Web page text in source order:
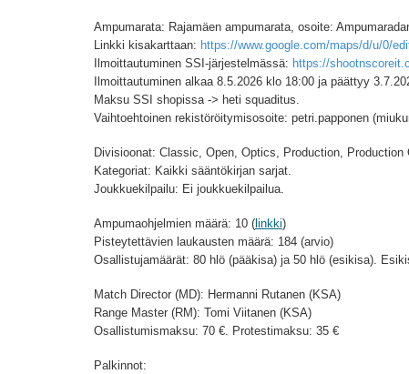
Ampumarata: Rajamäen ampumarata, osoite:
Linkki kisakarttaan: https://www.google.com/maps/d/u/0/
Ilmoittautuminen SSI-järjestelmässä: https://
Ilmoittautuminen alkaa 8.5.2026 klo 18:00 ja päättyy
Maksu SSI shopissa -> heti squaditus.
Vaihtoehtoinen rekistöröitymisosoite: petri.papponen
Divisioonat: Classic, Open, Optics, Production,
Kategoriat: Kaikki sääntökirjan sarjat.
Joukkuekilpailu: Ei joukkuekilpailua.
Ampumaohjelmien määrä: 10 (linkki)
Pisteytettävien laukausten määrä: 184 (arvio)
Osallistujamäärät: 80 hlö (pääkisa) ja 50 hlö (esikisa).
Match Director (MD): Hermanni Rutanen (KSA)
Range Master (RM): Tomi Viitanen (KSA)
Osallistumismaksu: 70 €. Protestimaksu: 35 €
Palkinnot: